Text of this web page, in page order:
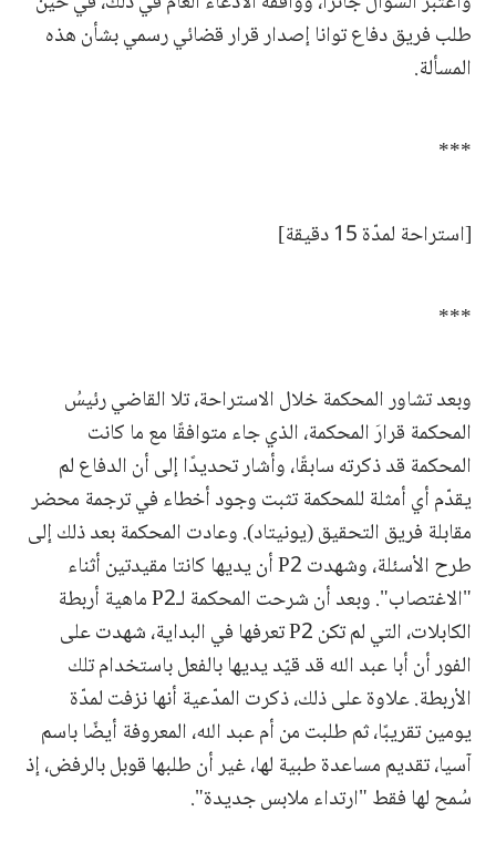
طلب فريق دفاع توانا إصدار قرار قضائي رسمي بشأن هذه
المسألة.
***
[استراحة لمدّة 15 دقيقة]
***
وبعد تشاور المحكمة خلال الاستراحة، تلا القاضي رئيسُ
المحكمة قرارَ المحكمة، الذي جاء متوافقًا مع ما كانت
المحكمة قد ذكرته سابقًا، وأشار تحديدًا إلى أن الدفاع لم
يقدّم أي أمثلة للمحكمة تثبت وجود أخطاء في ترجمة محضر
مقابلة فريق التحقيق (يونيتاد). وعادت المحكمة بعد ذلك إلى
طرح الأسئلة، وشهدت P2 أن يديها كانتا مقيدتين أثناء
"الاغتصاب". وبعد أن شرحت المحكمة لـP2 ماهية أربطة
الكابلات، التي لم تكن P2 تعرفها في البداية، شهدت على
الفور أن أبا عبد الله قد قيّد يديها بالفعل باستخدام تلك
الأربطة. علاوة على ذلك، ذكرت المدّعية أنها نزفت لمدّة
يومين تقريبًا، ثم طلبت من أم عبد الله، المعروفة أيضًا باسم
آسيا، تقديم مساعدة طبية لها، غير أن طلبها قوبل بالرفض، إذ
سُمح لها فقط "ارتداء ملابس جديدة".